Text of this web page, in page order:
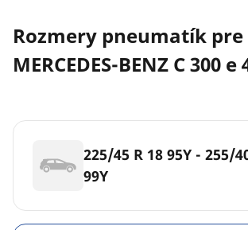
Rozmery pneumatík pre
MERCEDES-BENZ C 300
225/45 R 18 95Y - 255/
99Y